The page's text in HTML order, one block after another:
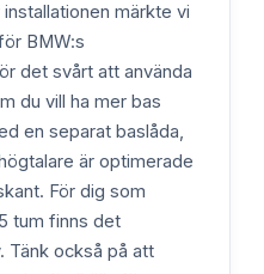
märkte vi
BMW:s
det svårt att använda
du vill ha mer bas
en separat baslåda,
är optimerade
För dig som
tum finns det
Tänk också på att